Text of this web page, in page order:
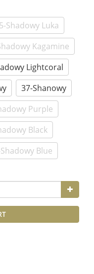
Shadowy Luka
Kagamine
Lightcoral
37-Shanowy
Purple
Black
Blue